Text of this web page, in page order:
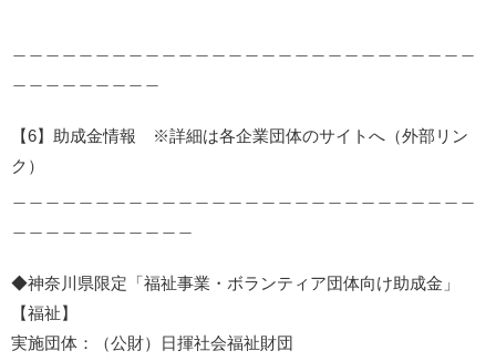
【6】助成金情報 ※詳細は各企業団体のサイトへ（外部リン
ク）
◆神奈川県限定「福祉事業・ボランティア団体向け助成金」
【福祉】
実施団体：（公財）日揮社会福祉財団